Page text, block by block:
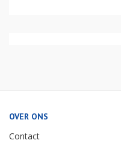
OVER ONS
Contact